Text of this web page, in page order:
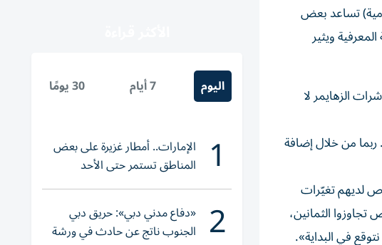
تساعد بعض
ويثير
تظهر عليهم مؤشرات الزهايمر لا
من خلال إضافة
لديهم تغيّرات
الثمانين،
في البداية».
اليوم 7 أيام 30 يومًا
1 الإمارات.. أمطار غزيرة على بعض
المناطق تستمر حتى الأحد
2 «دفاع مدني دبي»: حريق دبي
الجنوب ناتج عن حادث في ورشة